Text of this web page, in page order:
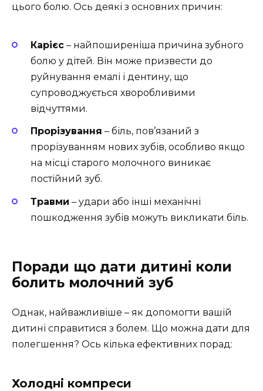
цього болю. Ось деякі з основних причин:
Карієс – найпоширеніша причина зубного
болю у дітей. Він може призвести до
руйнування емалі і дентину, що
супроводжується хворобливими
відчуттями.
Прорізування – біль, пов’язаний з
прорізуванням нових зубів, особливо якщо
на місці старого молочного виникає
постійний зуб.
Травми – удари або інші механічні
пошкодження зубів можуть викликати біль.
Поради що дати дитині коли
болить молочний зуб
Однак, найважливіше – як допомогти вашій
дитині справитися з болем. Що можна дати для
полегшення? Ось кілька ефективних порад:
Холодні компреси